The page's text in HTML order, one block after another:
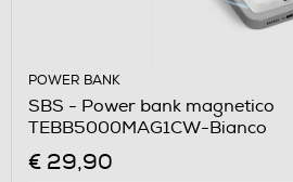
POWER BANK
SBS - Power bank magnetico
TEBB5000MAG1CW-Bianco
€ 29,90